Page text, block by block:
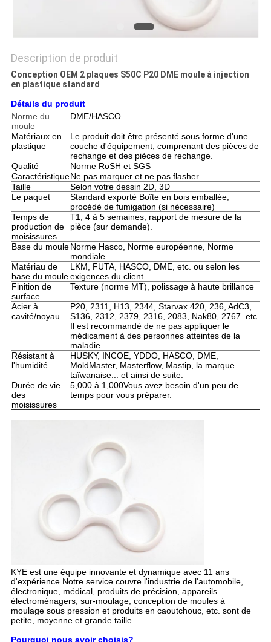
Description de produit
Conception OEM 2 plaques S50C P20 DME moule à injection
en plastique standard
Détails du produit
Norme du
moule
DME/HASCO
Matériaux en
plastique
Le produit doit être présenté sous forme d'une
couche d'équipement, comprenant des pièces de
rechange et des pièces de rechange.
Qualité
Norme RoSH et SGS
CaractéristiqueNe pas marquer et ne pas flasher
Taille
Selon votre dessin 2D, 3D
Le paquet
Standard exporté Boîte en bois emballée,
procédé de fumigation (si nécessaire)
Temps de
production de
moisissures
T1, 4 à 5 semaines, rapport de mesure de la
pièce (sur demande).
Base du mouleNorme Hasco, Norme européenne, Norme
mondiale
Matériau de
base du moule
LKM, FUTA, HASCO, DME, etc. ou selon les
exigences du client.
Finition de
surface
Texture (norme MT), polissage à haute brillance
Acier à
cavité/noyau
P20, 2311, H13, 2344, Starvax 420, 236, AdC3,
S136, 2312, 2379, 2316, 2083, Nak80, 2767. etc.
Il est recommandé de ne pas appliquer le
médicament à des personnes atteintes de la
maladie.
Résistant à
l'humidité
HUSKY, INCOE, YDDO, HASCO, DME,
MoldMaster, Masterflow, Mastip, la marque
taïwanaise... et ainsi de suite.
Durée de vie
des
moisissures
5,000 à 1,000Vous avez besoin d'un peu de
temps pour vous préparer.
KYE est une équipe innovante et dynamique avec 11 ans
d'expérience.Notre service couvre l'industrie de l'automobile,
électronique, médical, produits de précision, appareils
électroménagers, sur-moulage, conception de moules à
moulage sous pression et produits en caoutchouc, etc. sont de
petite, moyenne et grande taille.
Pourquoi nous avoir choisis?